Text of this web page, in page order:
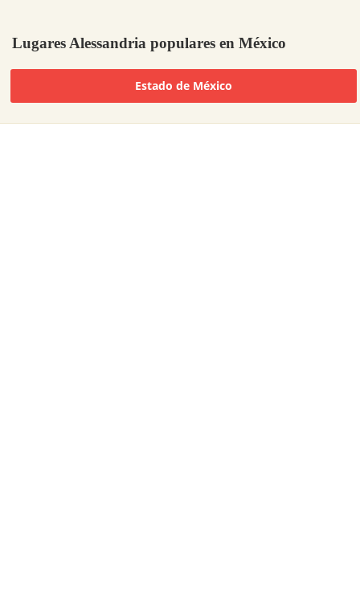
Lugares Alessandria populares en México
Estado de México